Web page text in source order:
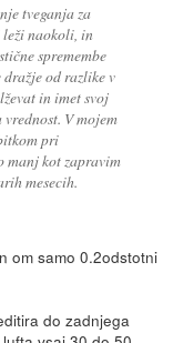
tveganja za
leži naokoli, in
spremembe
od razlike v
in imet svoj
V mojem
pri
manj kot zapravim
mesecih.
om samo 0.2odstotni
do zadnjega